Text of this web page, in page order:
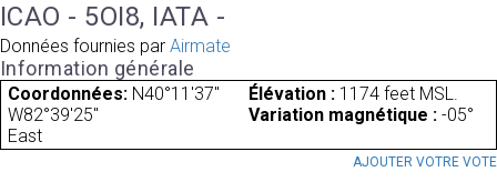
ICAO - 5OI8, IATA -
Données fournies par Airmate
Information générale
Coordonnées: N40°11'37"
W82°39'25"
Élévation : 1174 feet MSL.
Variation magnétique : -05°
East
AJOUTER VOTRE VOTE